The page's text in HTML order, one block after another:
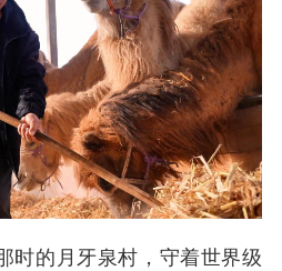
时的月牙泉村，守着世界级